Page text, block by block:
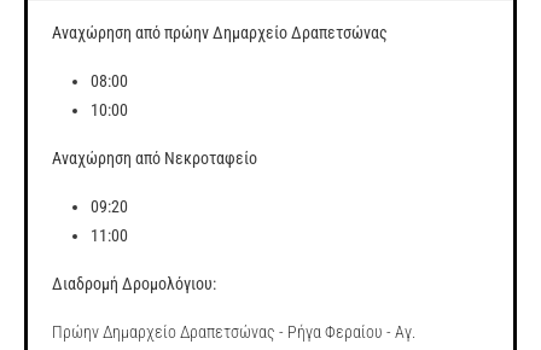
Αναχώρηση από πρώην Δημαρχείο Δραπετσώνας
08:00
10:00
Αναχώρηση από Νεκροταφείο
09:20
11:00
Διαδρομή Δρομολόγιου:
Πρώην Δημαρχείο Δραπετσώνας - Ρήγα Φεραίου - Αγ.